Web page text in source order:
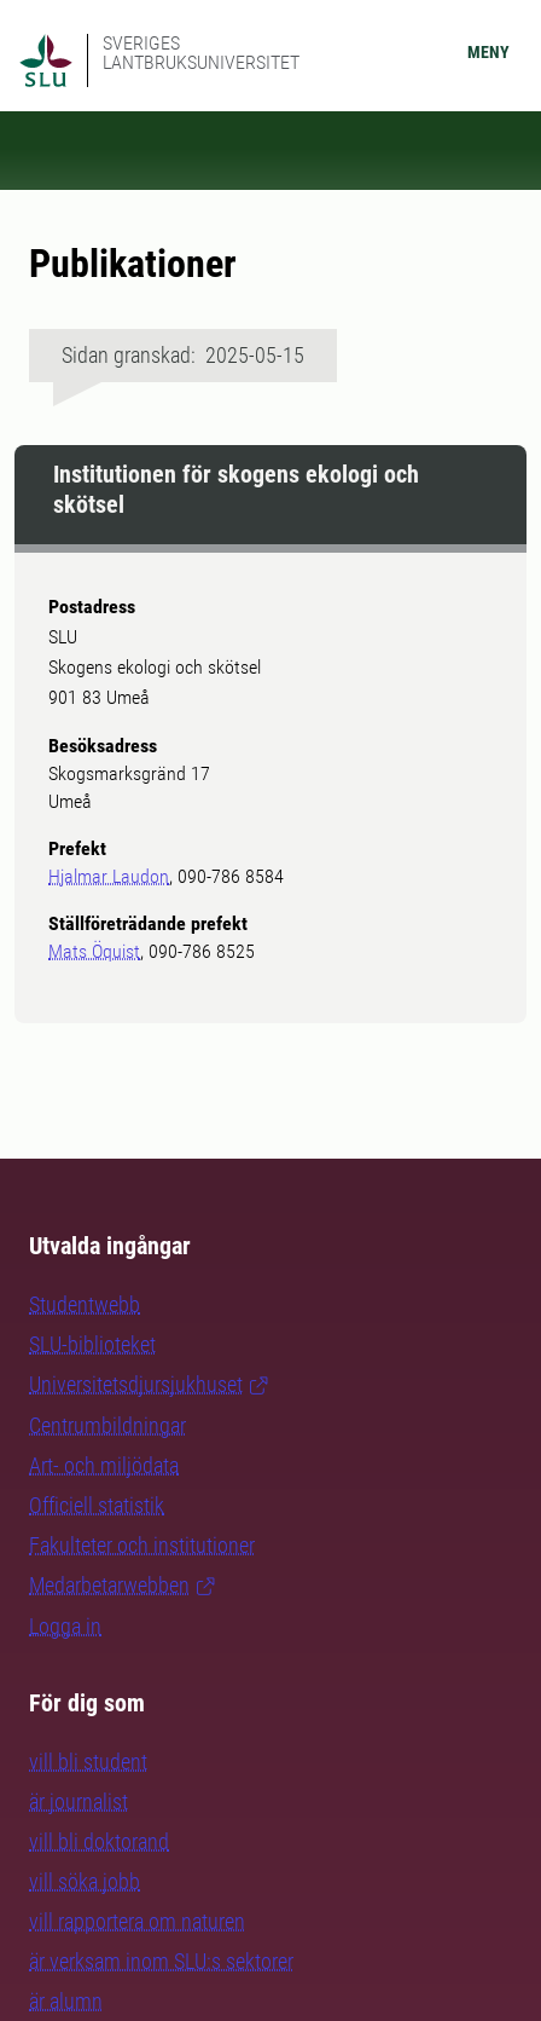
SVERIGES
LANTBRUKSUNIVERSITET
MENY
Publikationer
Sidan granskad: 2025-05-15
Institutionen för skogens ekologi och
skötsel
Postadress
SLU
Skogens ekologi och skötsel
901 83 Umeå
Besöksadress
Skogsmarksgränd 17
Umeå
Prefekt
Hjalmar Laudon, 090-786 8584
Ställföreträdande prefekt
Mats Öquist, 090-786 8525
Utvalda ingångar
Studentwebb
SLU-biblioteket
Universitetsdjursjukhuset
Centrumbildningar
Art- och miljödata
Officiell statistik
Fakulteter och institutioner
Medarbetarwebben
Logga in
För dig som
vill bli student
är journalist
vill bli doktorand
vill söka jobb
vill rapportera om naturen
är verksam inom SLU:s sektorer
är alumn